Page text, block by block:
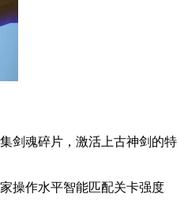
剑魂碎片，激活上古神剑的特
操作水平智能匹配关卡强度